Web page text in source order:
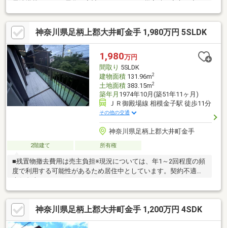
湘・県央・湘南エリアの家探しならPLUSにお任せください◆新
築・中古・土地・注文住宅・セミオーダー・建売住宅のまで幅広
くご提案可能です。住宅ローンや相続など、不動産に関するご相
談もワンストップでサポートいたします！気になる物件や住まい
探しに関することなど、どんな小さなことでもお気軽にご相談く
ださい♪TEL 0465-20-8001 または 090-4548-0879（中村）
神奈川県足柄上郡大井町金手 1,980万円 5SLDK
1,980万円
間取り 5SLDK
建物面積131.96m2
土地面積383.15m2
築年月 1974年10月(築51年11ヶ月)
ＪＲ御殿場線 相模金子駅 徒歩11分
その他の交通
神奈川県足柄上郡大井町金手
2階建て 所有権
■残置物撤去費用は売主負担※現況については、年1～2回程度の頻
度で利用する可能性があるため居住中としています。契約不適合
神奈川県足柄上郡大井町金手 1,200万円 4SDK